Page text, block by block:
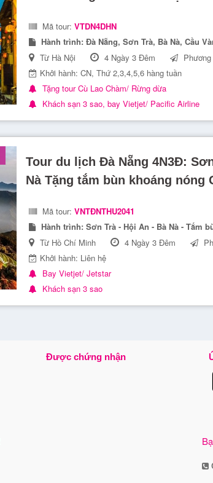
Mã tour: VTDN4DHN
Hành trình: Đà Nẵng, Sơn Trà, Bà Nà, Cầu
Từ Hà Nội
4 Ngày 3 Đêm
Khởi hành: CN, Thứ 2,3,4,5,6 hàng tuần
Tặng tour Cù Lao Chàm/ Rừng dừa
Khách sạn 3 sao, bay Vietjet/ Pacific Airline
Tour du lịch Đà Nẵng 4N3Đ:
Nà Tặng tắm bùn khoáng nóng
Mã tour: VNTĐNTHU2041
Hành trình: Sơn Trà - Hội An - Bà Nà - Tắm
Từ Hồ Chí Minh
4 Ngày 3 Đêm
Khởi hành: Liên hệ
Bay Vietjet/ Jetstar
Khách sạn 3 sao
Được chứng nhận